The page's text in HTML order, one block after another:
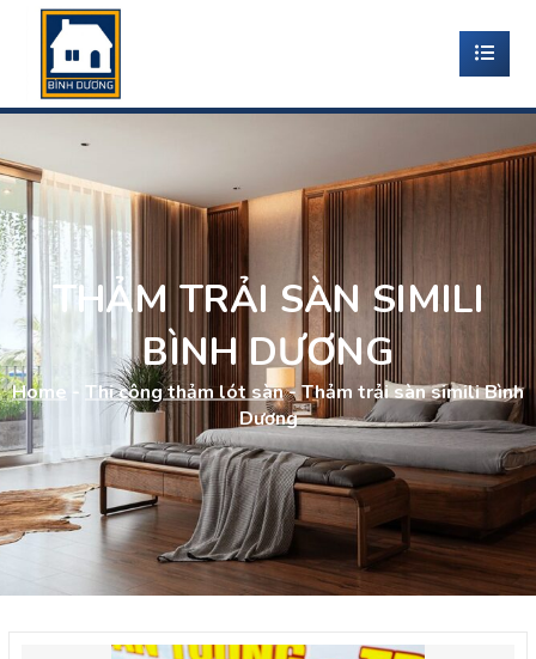
THẢM TRẢI SÀN SIMILI
BÌNH DƯƠNG
Home - Thi công thảm lót sàn-Thảm trải sàn simili Bình
Dương